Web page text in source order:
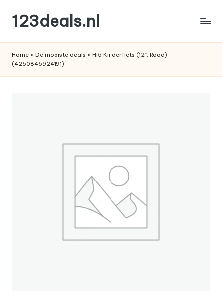
de
inhoud
123deals.nl
deals
Home » De mooiste deals » Hi5 Kinderfiets (12″, Rood)
(4250845924191)